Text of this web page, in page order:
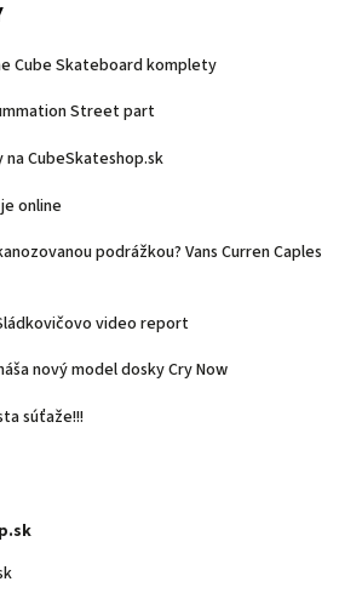
Cube Skateboard komplety
Street part
na CubeSkateshop.sk
online
podrážkou? Vans Curren Caples
video report
nový model dosky Cry Now
súťaže!!!